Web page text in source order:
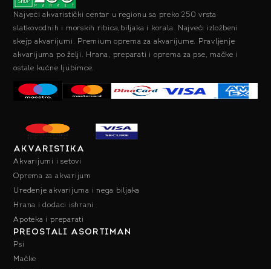
Najveći akvaristički centar u regionu sa preko 250 vrsta
slatkovodnih i morskih ribica,biljaka i korala. Najveći izložbeni
skejp akvarijumi. Premium oprema za akvarijume. Pravljenje
akvarijuma po želji. Hrana, preparati i oprema za pse, mačke i
ostale kućne ljubimce.
AKVARISTIKA
Akvarijumi i setovi
Oprema za akvarijum
Uređenje akvarijuma i nega biljaka
Hrana i dodaci ishrani
Apoteka i preparati
PREOSTALI ASORTIMAN
Psi
Mačke